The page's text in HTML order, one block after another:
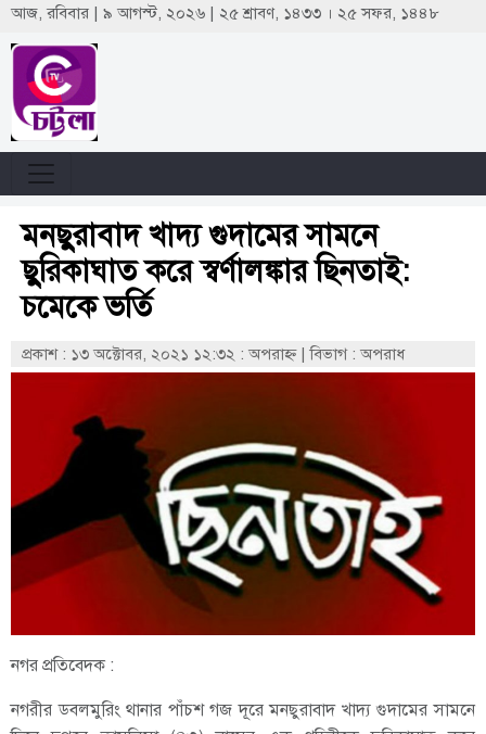
আজ, রবিবার | ৯ আগস্ট, ২০২৬ | ২৫ শ্রাবণ, ১৪৩৩ । ২৫ সফর, ১৪৪৮
মনছুরাবাদ খাদ্য গুদামের সামনে
ছুরিকাঘাত করে স্বর্ণালঙ্কার ছিনতাই:
চমেকে ভর্তি
প্রকাশ : ১৩ অক্টোবর, ২০২১ ১২:৩২ : অপরাহ্ণ |বিভাগ : অপরাধ
নগর প্রতিবেদক :
নগরীর ডবলমুরিং থানার পাঁচশ গজ দূরে মনছুরাবাদ খাদ্য গুদামের সামনে